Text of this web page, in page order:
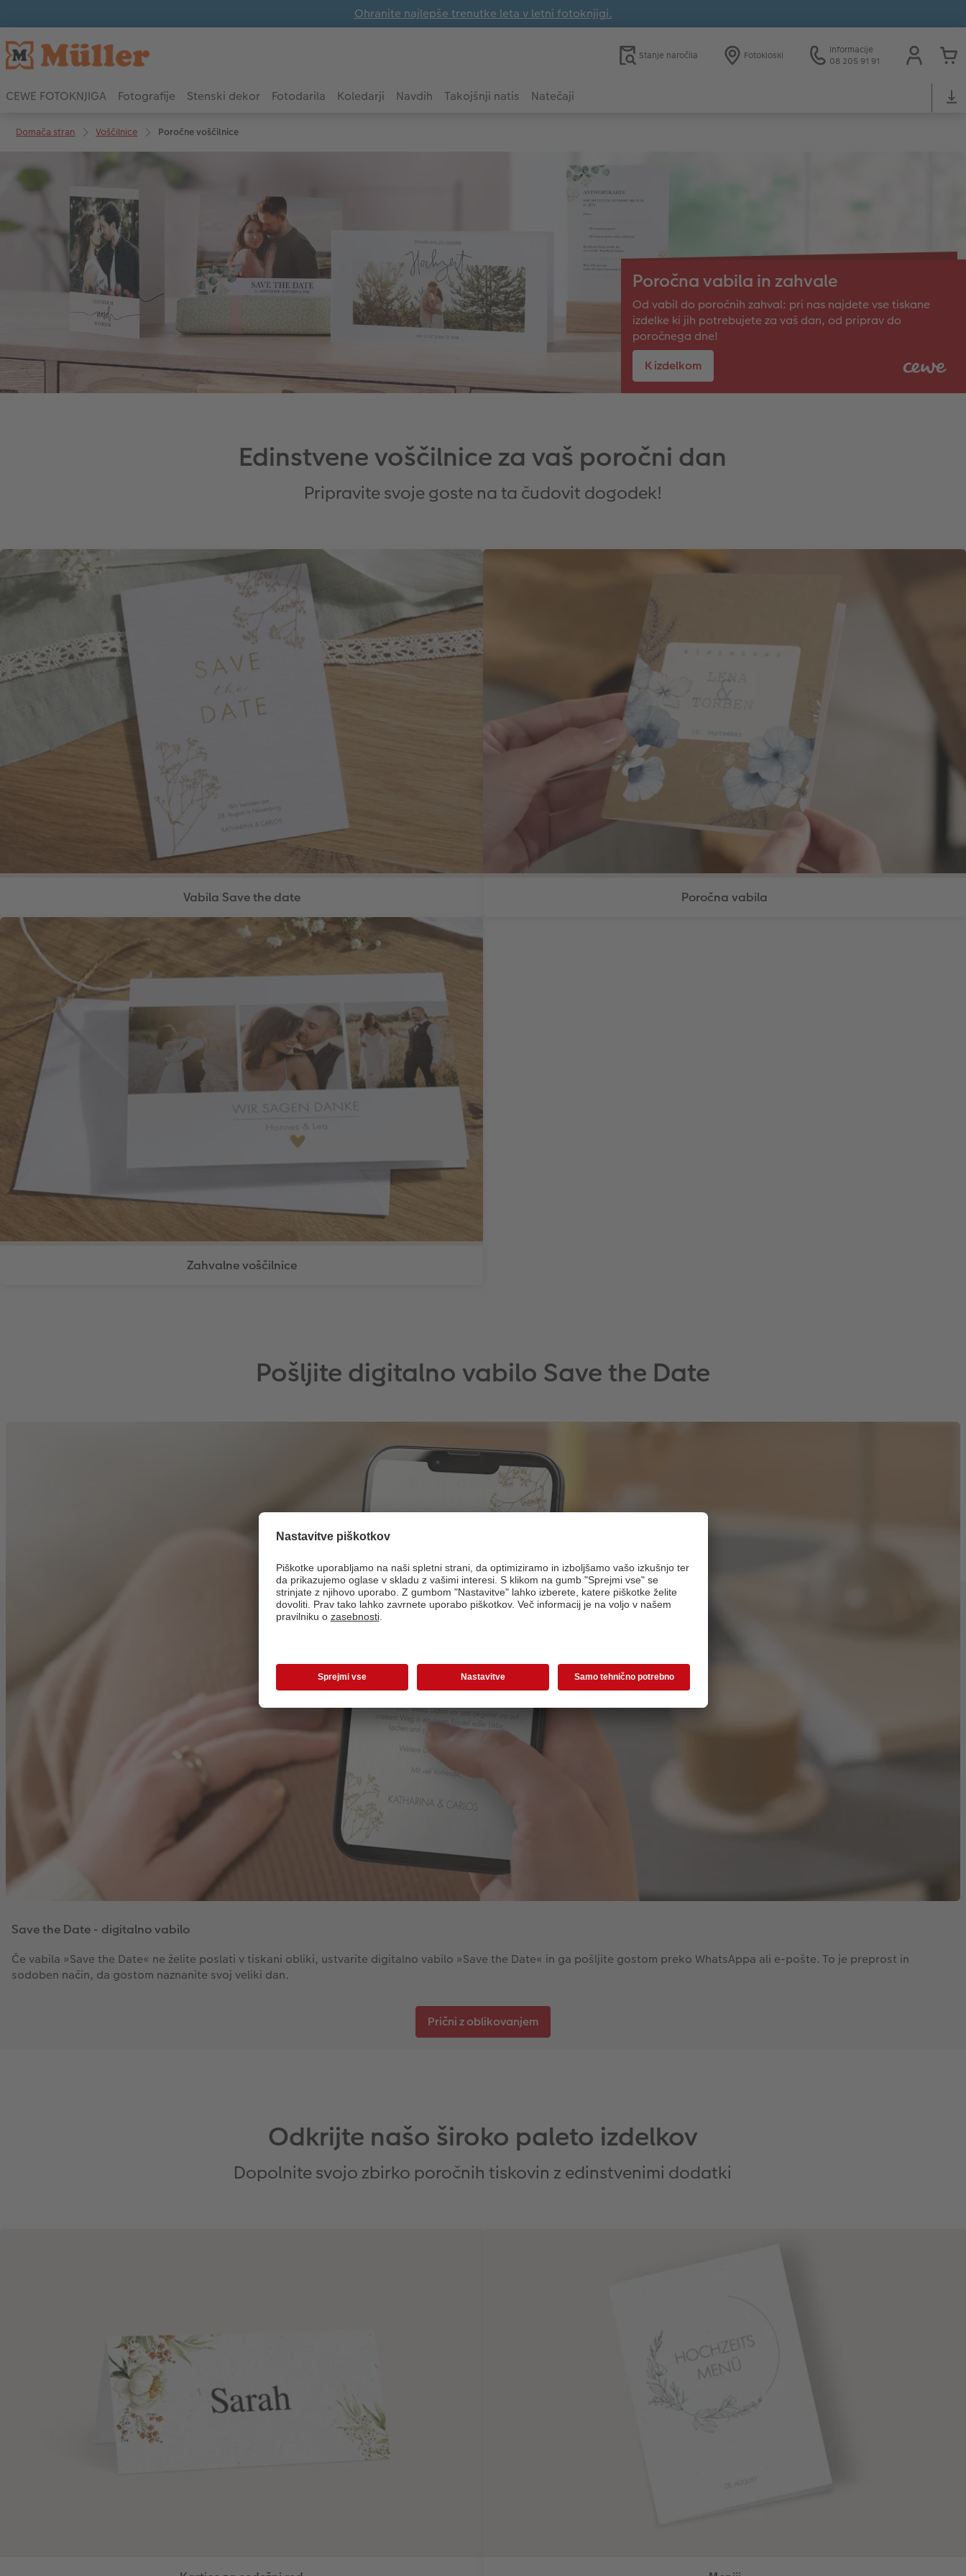
Ohranite najlepše trenutke leta v letni fotoknjigi.
Stanje naročila Fotokioski
Informacije
08 205 91 91
CEWE FOTOKNJIGA Fotografije Stenski dekor Fotodarila Koledarji Navdih Takojšnji natis Natečaji
Domača stran Voščilnice Poročne voščilnice
Poročna vabila in zahvale
Od vabil do poročnih zahval: pri nas najdete vse tiskane
izdelke ki jih potrebujete za vaš dan, od priprav do
poročnega dne!
K izdelkom
Edinstvene voščilnice za vaš poročni dan
Pripravite svoje goste na ta čudovit dogodek!
Vabila Save the date Poročna vabila
Zahvalne voščilnice
Pošljite digitalno vabilo Save the Date
Save the Date - digitalno vabilo
Če vabila »Save the Date« ne želite poslati v tiskani obliki, ustvarite digitalno vabilo »Save the Date« in ga pošljite gostom preko WhatsAppa ali e-pošte. To je preprost in
sodoben način, da gostom naznanite svoj veliki dan.
Prični z oblikovanjem
Odkrijte našo široko paleto izdelkov
Dopolnite svojo zbirko poročnih tiskovin z edinstvenimi dodatki